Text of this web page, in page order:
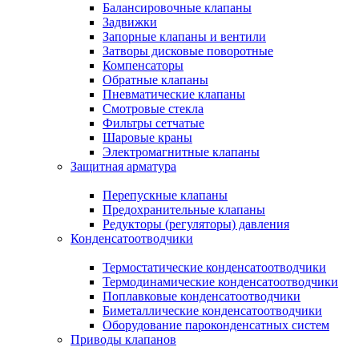
Балансировочные клапаны
Задвижки
Запорные клапаны и вентили
Затворы дисковые поворотные
Компенсаторы
Обратные клапаны
Пневматические клапаны
Смотровые стекла
Фильтры сетчатые
Шаровые краны
Электромагнитные клапаны
Защитная арматура
Перепускные клапаны
Предохранительные клапаны
Редукторы (регуляторы) давления
Конденсатоотводчики
Термостатические конденсатоотводчики
Термодинамические конденсатоотводчики
Поплавковые конденсатоотводчики
Биметаллические конденсатоотводчики
Оборудование пароконденсатных систем
Приводы клапанов